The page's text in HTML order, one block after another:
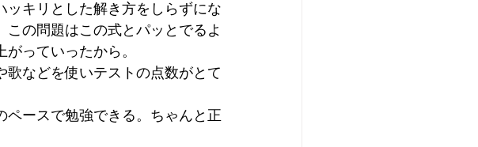
キリとした解き方をしらずにな
の問題はこの式とパッとでるよ
っていったから。
などを使いテストの点数がとて
ースで勉強できる。ちゃんと正